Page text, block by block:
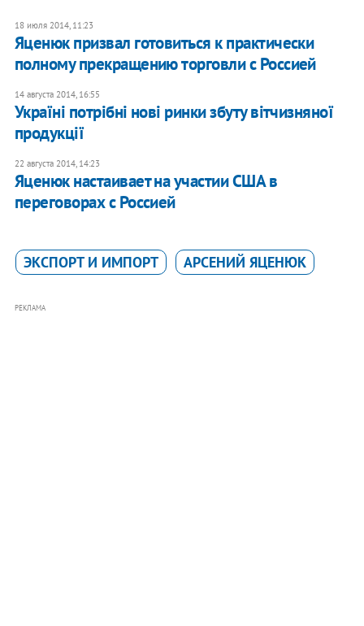
18 июля 2014, 11:23
Яценюк призвал готовиться к практически
полному прекращению торговли с Россией
14 августа 2014, 16:55
Україні потрібні нові ринки збуту вітчизняної
продукції
22 августа 2014, 14:23
Яценюк настаивает на участии США в
переговорах с Россией
ЭКСПОРТ И ИМПОРТ АРСЕНИЙ ЯЦЕНЮК
РЕКЛАМА